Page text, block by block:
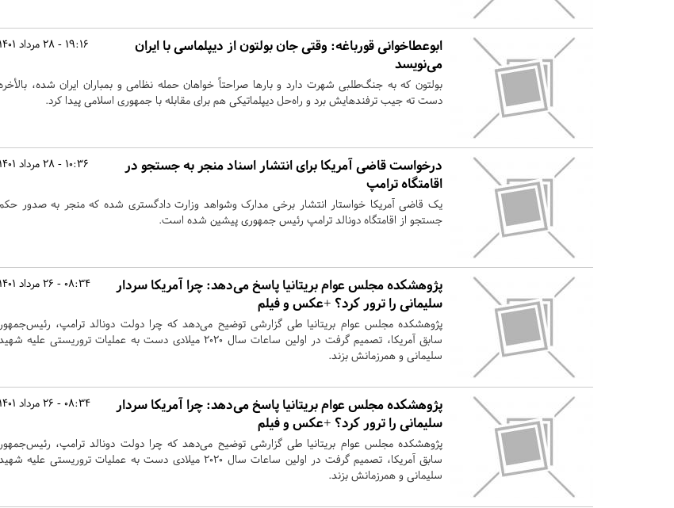
19:16 - 28 مرداد 1401
ابوعطاخوانی قورباغه: وقتی جان بولتون از دیپلماسی با ایران
می‌نویسد
بولتون که به جنگ‌طلبی شهرت دارد و بارها صراحتاً خواهان حمله نظامی و بمباران ایران شده،
دست ته جیب ترفندهایش برد و راه‌حل دیپلماتیکی هم برای مقابله با جمهوری اسلامی پیدا کرد.
10:36 - 28 مرداد 1401
درخواست قاضی آمریکا برای انتشار اسناد منجر به جستجو در
اقامتگاه ترامپ
یک قاضی آمریکا خواستار انتشار برخی مدارک وشواهد وزارت دادگستری شده که منجر به صدور
جستجو از اقامتگاه دونالد ترامپ رئیس جمهوری پیشین شده است.
08:34 - 26 مرداد 1401
پژوهشکده مجلس عوام بریتانیا پاسخ می‌دهد: چرا آمریکا سردار
سلیمانی را ترور کرد؟ +عکس و فیلم
پژوهشکده مجلس عوام بریتانیا طی گزارشی توضیح می‌دهد که چرا دولت دونالد ترامپ، رئیس‌جمهور
سابق آمریکا، تصمیم گرفت در اولین ساعات سال ۲۰۲۰ میلادی دست به عملیات تروریستی علیه
سلیمانی و همرزمانش بزند.
08:34 - 26 مرداد 1401
پژوهشکده مجلس عوام بریتانیا پاسخ می‌دهد: چرا آمریکا سردار
سلیمانی را ترور کرد؟ +عکس و فیلم
پژوهشکده مجلس عوام بریتانیا طی گزارشی توضیح می‌دهد که چرا دولت دونالد ترامپ، رئیس‌جمهور
سابق آمریکا، تصمیم گرفت در اولین ساعات سال ۲۰۲۰ میلادی دست به عملیات تروریستی علیه
سلیمانی و همرزمانش بزند.